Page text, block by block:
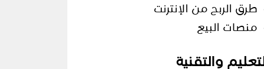
طرق الربح من الإنترنت
منصات البيع
التعليم والتقنية